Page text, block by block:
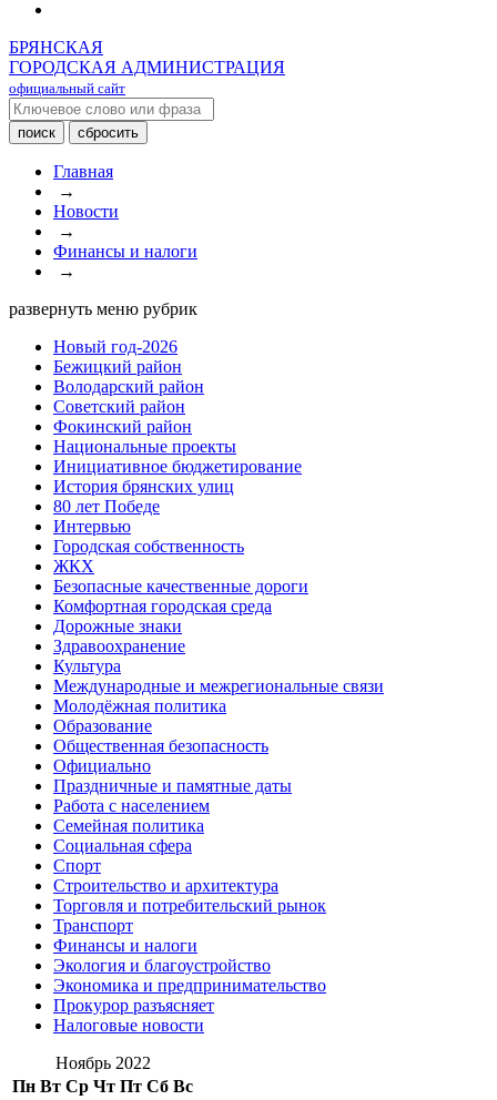
БРЯНСКАЯ
ГОРОДСКАЯ АДМИНИСТРАЦИЯ
официальный сайт
Главная
→
Новости
→
Финансы и налоги
→
развернуть меню рубрик
Новый год-2026
Бежицкий район
Володарский район
Советский район
Фокинский район
Национальные проекты
Инициативное бюджетирование
История брянских улиц
80 лет Победе
Интервью
Городская собственность
ЖКХ
Безопасные качественные дороги
Комфортная городская среда
Дорожные знаки
Здравоохранение
Культура
Международные и межрегиональные связи
Молодёжная политика
Образование
Общественная безопасность
Официально
Праздничные и памятные даты
Работа с населением
Семейная политика
Социальная сфера
Спорт
Строительство и архитектура
Торговля и потребительский рынок
Транспорт
Финансы и налоги
Экология и благоустройство
Экономика и предпринимательство
Прокурор разъясняет
Налоговые новости
Ноябрь 2022
Пн Вт Ср Чт Пт Сб Вс